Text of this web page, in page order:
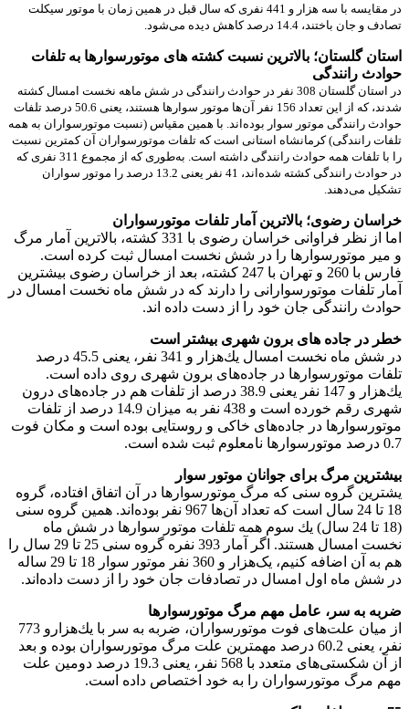
در مقایسه با سه هزار و 441 نفری که سال قبل در همین زمان با موتور سیکلت
تصادف و جان باختند، 14.4 درصد کاهش دیده می‌شود.
استان گلستان؛ بالاترین نسبت کشته های موتورسوارها به تلفات
حوادث رانندگی
در استان گلستان 308 نفر در حوادث رانندگی در شش ماهه نخست امسال کشته
شدند، كه از این تعداد 156 نفر آن‌ها موتور سوارها هستند، یعنی 50.6 درصد تلفات
حوادث رانندگی موتور سوار بوده‌اند. با همین مقیاس (نسبت موتورسواران به همه
تلفات رانندگی) كرمانشاه استانی است كه تلفات موتورسواران آن كمترین نسبت
را با تلفات همه حوادث رانندگی داشته است. به‌طوری كه از مجموع 311 نفری كه
در حوادث رانندگی كشته شد‌ه‌اند، 41 نفر یعنی 13.2 درصد را موتور سواران
تشكیل می‌دهند.
خراسان رضوی؛ بالاترین آمار تلفات موتورسواران
اما از نظر فراوانی خراسان رضوی با 331 کشته، بالاترین آمار مرگ
و میر موتورسوارها را در شش نخست امسال ثبت کرده است.
فارس با 260 و تهران با 247 کشته، بعد از خراسان رضوی بیشترین
آمار تلفات موتورسوارانی را دارند که در شش ماه نخست امسال در
حوادث رانندگی جان خود را از دست داده اند.
خطر در جاده های برون شهری بیشتر است
در شش ماه نخست امسال یك‌هزار و 341 نفر، یعنی 45.5 درصد
تلفات موتورسوارها در جاده‌های برون شهری روی داده است.
یك‌هزار و 147 نفر یعنی 38.9 درصد از تلفات هم در جاده‌های درون
شهری رقم خورده است و 438 نفر به میزان 14.9 درصد از تلفات
موتورسوارها در جاده‌های خاکی و روستایی بوده است و مكان فوت
0.7 درصد موتورسوارها نامعلوم ثبت شده است.
بیشترین مرگ برای جوانان موتور سوار
یشترین گروه سنی که مرگ موتورسوارها در آن اتفاق افتاده، گروه
18 تا 24 سال است که تعداد آن‌ها 967 نفر بوده‌اند. همین گروه سنی
(18 تا 24 سال) یك سوم همه تلفات موتور سوارها در شش ماه
نخست امسال هستند. اگر آمار 393 نفره گروه سنی 25 تا 29 سال را
هم به آن اضافه کنیم، یک‌هزار و 360 نفر موتور سوار 18 تا 29 ساله
در شش ماه اول امسال در تصادفات جان خود را از دست داده‌اند.
ضربه به سر، عامل مهم مرگ موتورسوارها
از میان علت‌های فوت موتورسواران، ضربه به سر با یك‌هزارو 773
نفر، یعنی 60.2 درصد مهمترین علت مرگ موتورسواران بوده و بعد
از آن شكستی‌های متعدد با 568 نفر، یعنی 19.3 درصد دومین علت
مهم مرگ موتورسواران را به خود اختصاص داده است.